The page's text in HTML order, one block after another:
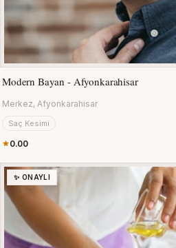
Modern Bayan - Afyonkarahisar
Merkez, Afyonkarahisar
Saç Kesimi
0.00
✨ ONAYLI